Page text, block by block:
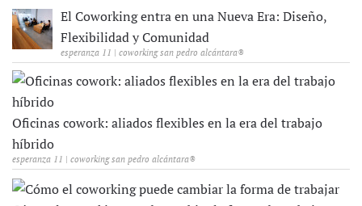
El Coworking entra en una Nueva Era: Diseño,
Flexibilidad y Comunidad
esperanza 11 | coworking san pedro alcántara®
Oficinas cowork: aliados flexibles en la era del trabajo
híbrido
esperanza 11 | coworking san pedro alcántara®